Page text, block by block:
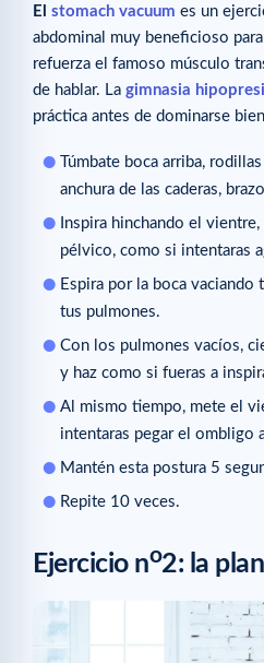
El stomach vacuum es un
abdominal muy beneficioso
refuerza el famoso músculo
de hablar. La gimnasia
práctica antes de dominarse
Túmbate boca arriba,
anchura de las caderas,
Inspira hinchando el
pélvico, como si intentaras
Espira por la boca
tus pulmones.
Con los pulmones vacíos,
y haz como si fueras a
Al mismo tiempo, mete el
intentaras pegar el ombligo
Mantén esta postura 5
Repite 10 veces.
Ejercicio no2: la